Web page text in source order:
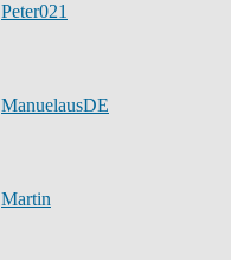
Peter021
ManuelausDE
Martin